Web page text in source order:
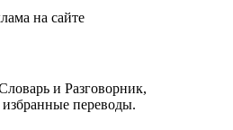
на сайте
и Разговорник,
избранные переводы.